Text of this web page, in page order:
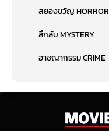
สยองขวัญ HORROR
ลึกลับ MYSTERY
อาชญากรรม CRIME